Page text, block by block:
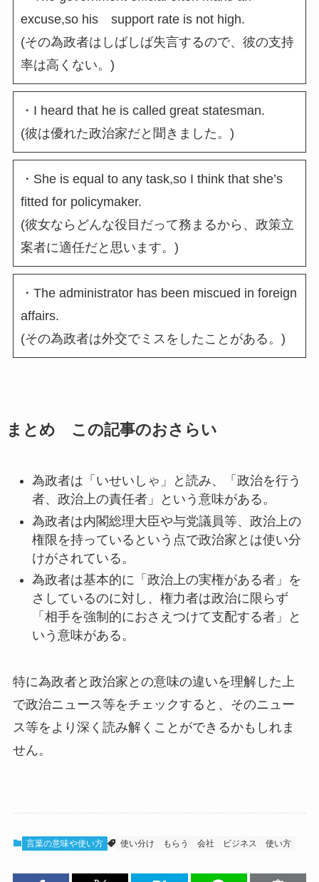
excuse,so his support rate is not high.
(その為政者はしばしば失言するので、彼の支持
率は高くない。)
・I heard that he is called great statesman.
(彼は優れた政治家だと聞きました。)
・She is equal to any task,so I think that she’s
fitted for policymaker.
(彼女ならどんな役目だって務まるから、政策立
案者に適任だと思います。)
・The administrator has been miscued in foreign
affairs.
(その為政者は外交でミスをしたことがある。)
まとめ この記事のおさらい
為政者は「いせいしゃ」と読み、「政治を行う
者、政治上の責任者」という意味がある。
為政者は内閣総理大臣や与党議員等、政治上の
権限を持っているという点で政治家とは使い分
けがされている。
為政者は基本的に「政治上の実権がある者」を
さしているのに対し、権力者は政治に限らず
「相手を強制的におさえつけて支配する者」と
いう意味がある。
特に為政者と政治家との意味の違いを理解した上
で政治ニュース等をチェックすると、そのニュー
ス等をより深く読み解くことができるかもしれま
せん。
言葉の意味や使い方 使い分け もらう 会社 ビジネス 使い方